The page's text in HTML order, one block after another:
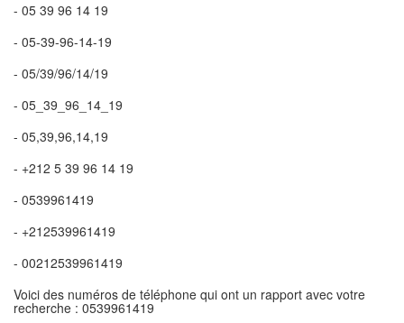
- 05 39 96 14 19
- 05-39-96-14-19
- 05/39/96/14/19
- 05_39_96_14_19
- 05,39,96,14,19
- +212 5 39 96 14 19
- 0539961419
- +212539961419
- 00212539961419
Voici des numéros de téléphone qui ont un rapport avec votre
recherche : 0539961419